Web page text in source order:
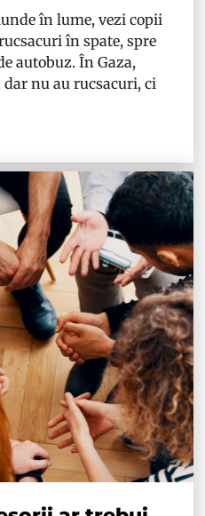
în lume, vezi copii
în spate, spre
autobuz. În Gaza,
nu au rucsacuri, ci